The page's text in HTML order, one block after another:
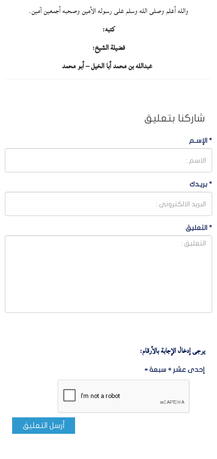
والله أعلم وصلى الله وسلم على رسوله الأمين وصحبه أجمعين آمين.
كتبه:
فضيلة الشيخ:
عبدالله بن محمد أبا الخيل – أبو محمد
شاركنا بتعليق
* الإسـم
* بريـدك
* التعليق
يرجى إدخال الإجابة بالأرقام:
إحدى عشر + سبعة =
أرسل التعليق